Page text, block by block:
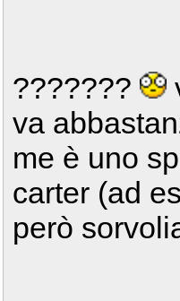
???????
va
me è uno
carter (ad
però